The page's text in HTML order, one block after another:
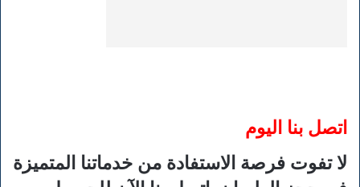
اتصل بنا اليوم
لا تفوت فرصة الاستفادة من خدماتنا المتميزة